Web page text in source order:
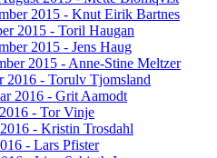
2015 - Knut Eirik Bartnes
2015 - Toril Haugan
2015 - Jens Haug
2015 - Anne-Stine Meltzer
2016 - Torulv Tjomsland
2016 - Grit Aamodt
- Tor Vinje
- Kristin Trosdahl
- Lars Pfister